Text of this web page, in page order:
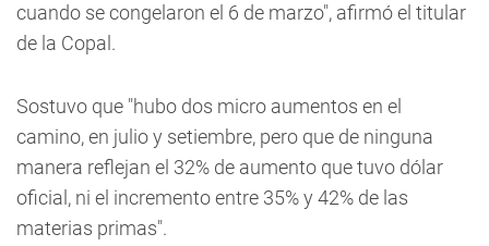
cuando se congelaron el 6 de marzo", afirmó el titular
de la Copal.
Sostuvo que "hubo dos micro aumentos en el
camino, en julio y setiembre, pero que de ninguna
manera reflejan el 32% de aumento que tuvo dólar
oficial, ni el incremento entre 35% y 42% de las
materias primas".